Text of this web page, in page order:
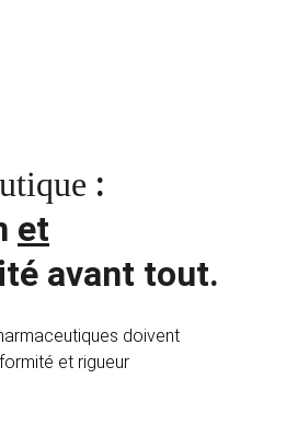
:
et
avant tout.
doivent
et rigueur